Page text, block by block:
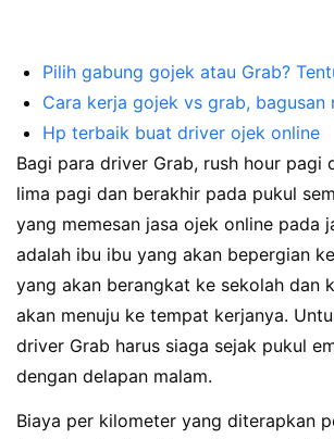
Pilih gabung gojek atau Grab?
Cara kerja gojek vs grab, bagusan
Hp terbaik buat driver ojek online
Bagi para driver Grab, rush hour pagi
lima pagi dan berakhir pada pukul
yang memesan jasa ojek online pada
adalah ibu ibu yang akan bepergian
yang akan berangkat ke sekolah dan
akan menuju ke tempat kerjanya.
driver Grab harus siaga sejak pukul
dengan delapan malam.
Biaya per kilometer yang diterapkan